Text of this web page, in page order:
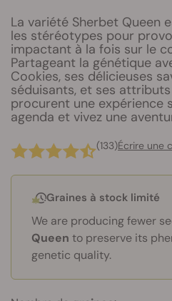
La variété Sherbet Queen
les stéréotypes pour
impactant à la fois sur le
Partageant la génétique
Cookies, ses délicieuses
séduisants, et ses
procurent une expérience
agenda et vivez une
(133)Écrire une
Graines à stock limité
We are producing fewer
Queen to preserve its
genetic quality.